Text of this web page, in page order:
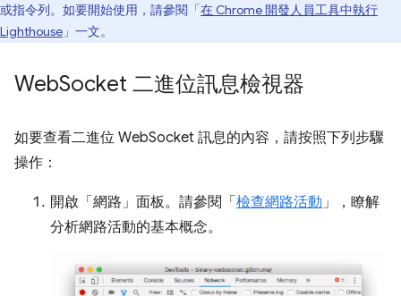
或指令列。如要開始使用，請參閱「在 Chrome 開發人員工具中執行
Lighthouse 」一文。
WebSocket 二進位訊息檢視器
如要查看二進位 WebSocket 訊息的內容，請按照下列步驟
操作：
開啟「網路」 面板。請參閱「檢查網路活動 」，瞭解
分析網路活動的基本概念。